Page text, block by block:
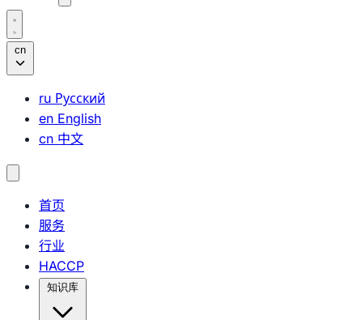
cn
ru Русский
en English
cn 中文
首页
服务
行业
HACCP
知识库